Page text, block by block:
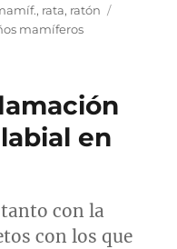
, rata, ratón
mamíferos
en
con la
con los que